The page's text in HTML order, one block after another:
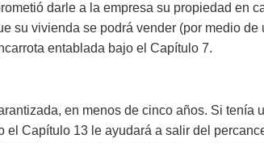
darle a la empresa su propiedad en
su vivienda se podrá vender (por medio
entablada bajo el Capítulo 7.
en menos de cinco años. Si
Capítulo 13 le ayudará a salir del